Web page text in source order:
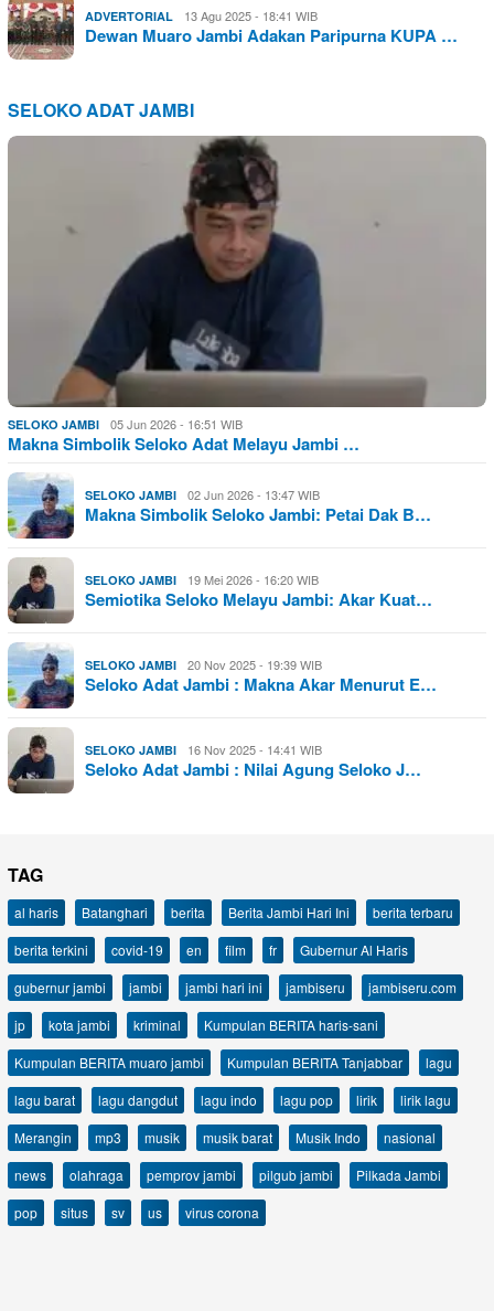
ADVERTORIAL 13 Agu 2025 - 18:41 WIB
Dewan Muaro Jambi Adakan Paripurna KUPA …
SELOKO ADAT JAMBI
SELOKO JAMBI 05 Jun 2026 - 16:51 WIB
Makna Simbolik Seloko Adat Melayu Jambi …
SELOKO JAMBI 02 Jun 2026 - 13:47 WIB
Makna Simbolik Seloko Jambi: Petai Dak B…
SELOKO JAMBI 19 Mei 2026 - 16:20 WIB
Semiotika Seloko Melayu Jambi: Akar Kuat…
SELOKO JAMBI 20 Nov 2025 - 19:39 WIB
Seloko Adat Jambi : Makna Akar Menurut E…
SELOKO JAMBI 16 Nov 2025 - 14:41 WIB
Seloko Adat Jambi : Nilai Agung Seloko J…
TAG
al haris Batanghari berita Berita Jambi Hari Ini
berita terbaru
berita terkini
covid-19 en film fr
Gubernur Al Haris
gubernur jambi
jambi jambi hari ini jambiseru
jambiseru.com
jp
kota jambi kriminal
Kumpulan BERITA haris-sani
Kumpulan BERITA muaro jambi
Kumpulan BERITA Tanjabbar
lagu
lagu barat
lagu dangdut lagu indo lagu pop lirik
lirik lagu
Merangin
mp3 musik musik barat Musik Indo
nasional
news
olahraga pemprov jambi pilgub jambi
Pilkada Jambi
pop
situs sv us virus corona